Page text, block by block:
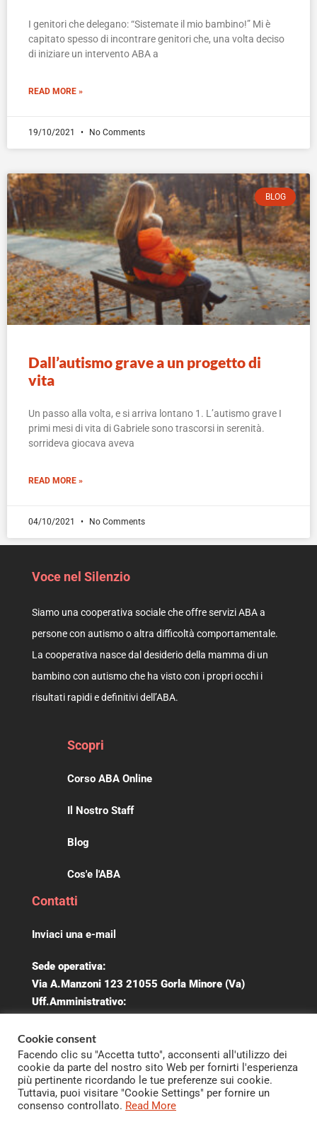
I genitori che delegano: “Sistemate il mio bambino!” Mi è
capitato spesso di incontrare genitori che, una volta deciso
di iniziare un intervento ABA a
READ MORE »
19/10/2021 No Comments
BLOG
Dall’autismo grave a un progetto di
vita
Un passo alla volta, e si arriva lontano 1. L’autismo grave I
primi mesi di vita di Gabriele sono trascorsi in serenità.
sorrideva giocava aveva
READ MORE »
04/10/2021 No Comments
Voce nel Silenzio
Siamo una cooperativa sociale che offre servizi ABA a
persone con autismo o altra difficoltà comportamentale.
La cooperativa nasce dal desiderio della mamma di un
bambino con autismo che ha visto con i propri occhi i
risultati rapidi e definitivi dell’ABA.
Scopri
Corso ABA Online
Il Nostro Staff
Blog
Cos'e l'ABA
Contatti
Inviaci una e-mail
Sede operativa:
Via A.Manzoni 123 21055 Gorla Minore (Va)
Uff.Amministrativo:
Seguici su Facebook
© 2022 Voce nel Silenzio · P.IVA 03474680125 · Tutti i diritti riservati ·
e Condizioni del Servizio Privacy & Cookie Policy·Facebook Privacy
Cookie consent
Facendo clic su "Accetta tutto", acconsenti all'utilizzo dei
cookie da parte del nostro sito Web per fornirti l'esperienza
più pertinente ricordando le tue preferenze sui cookie.
Tuttavia, puoi visitare "Cookie Settings" per fornire un
consenso controllato. Read More